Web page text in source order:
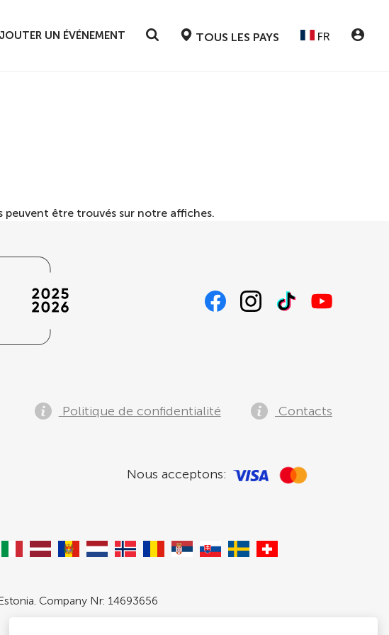
UN ÉVÉNEMENT TOUS LES PAYS FR
peuvent être trouvés sur notre affiches.
Politique de confidentialité Contacts
Nous acceptons:
Company Nr: 14693656